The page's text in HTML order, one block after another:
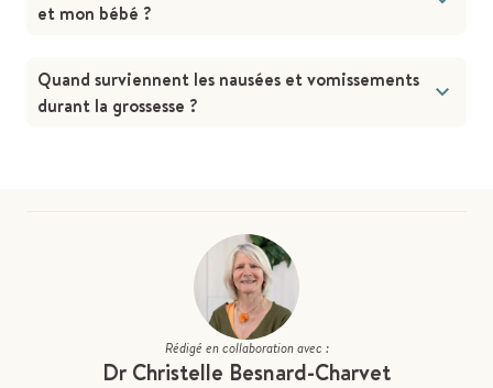
et mon bébé ?
Quand surviennent les nausées et vomissements
durant la grossesse ?
Rédigé en collaboration avec :
Dr Christelle Besnard-Charvet